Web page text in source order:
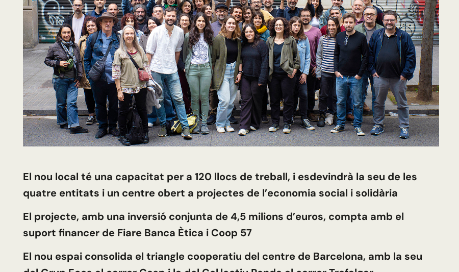
El nou local té una capacitat per a 120 llocs de treball, i esdevindrà la seu de les
quatre entitats i un centre obert a projectes de l’economia social i solidària
El projecte, amb una inversió conjunta de 4,5 milions d’euros, compta amb el
suport financer de Fiare Banca Ètica i Coop 57
El nou espai consolida el triangle cooperatiu del centre de Barcelona, amb la seu